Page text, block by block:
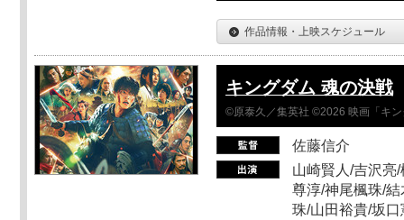
作品情報・上映スケジュール
キングダム 魂の決戦
©原泰久／集英社 ©2026 映画「キ
佐藤信介
山崎賢人/吉沢亮
尊淳/神尾楓珠/
珠/山田裕貴/坂